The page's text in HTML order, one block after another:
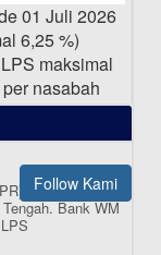
01 Juli 2026
6,25 %)
maksimal
nasabah
Follow Kami
merupakan
Bank WM